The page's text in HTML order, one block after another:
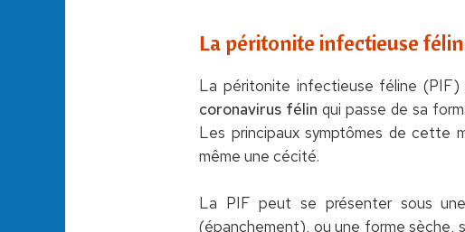
La péritonite infectieuse
La péritonite infectieuse féline (PIF)
coronavirus félin qui passe de sa
Les principaux symptômes de cette
même une cécité.
La PIF peut se présenter sous
(épanchement), ou une forme sèche,